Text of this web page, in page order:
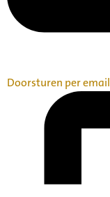
Doorsturen per email